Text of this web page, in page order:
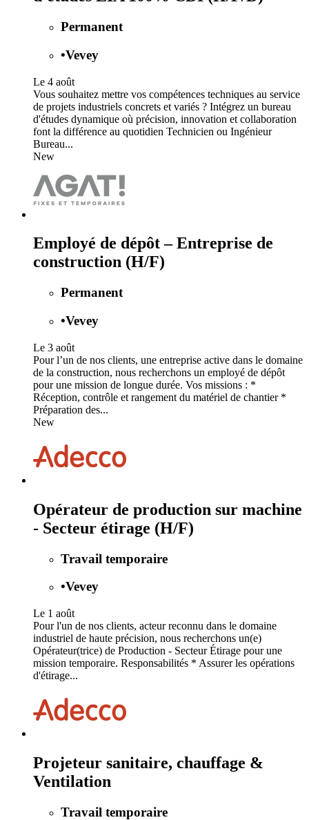
Permanent
•Vevey
Le 4 août
Vous souhaitez mettre vos compétences techniques au service
de projets industriels concrets et variés ? Intégrez un bureau
d'études dynamique où précision, innovation et collaboration
font la différence au quotidien Technicien ou Ingénieur
Bureau...
New
Employé de dépôt – Entreprise de
construction (H/F)
Permanent
•Vevey
Le 3 août
Pour l’un de nos clients, une entreprise active dans le domaine
de la construction, nous recherchons un employé de dépôt
pour une mission de longue durée. Vos missions : *
Réception, contrôle et rangement du matériel de chantier *
Préparation des...
New
Opérateur de production sur machine
- Secteur étirage (H/F)
Travail temporaire
•Vevey
Le 1 août
Pour l'un de nos clients, acteur reconnu dans le domaine
industriel de haute précision, nous recherchons un(e)
Opérateur(trice) de Production - Secteur Étirage pour une
mission temporaire. Responsabilités * Assurer les opérations
d'étirage...
Projeteur sanitaire, chauffage &
Ventilation
Travail temporaire